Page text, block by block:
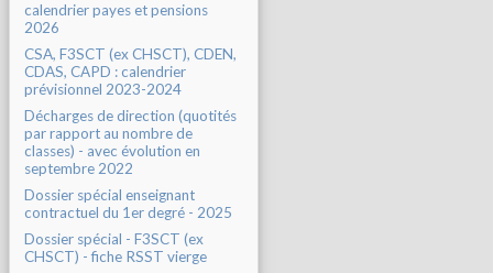
calendrier payes et pensions
2026
CSA, F3SCT (ex CHSCT), CDEN,
CDAS, CAPD : calendrier
prévisionnel 2023-2024
Décharges de direction (quotités
par rapport au nombre de
classes) - avec évolution en
septembre 2022
Dossier spécial enseignant
contractuel du 1er degré - 2025
Dossier spécial - F3SCT (ex
CHSCT) - fiche RSST vierge